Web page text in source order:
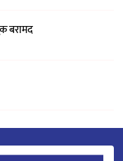
बरामद